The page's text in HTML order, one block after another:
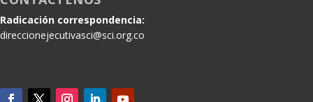
Radicación correspondencia:
direccionejecutivasci@sci.org.co